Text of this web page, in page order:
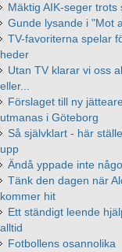
Mäktig AIK-seger trots
Gunde lysande i "Mot
TV-favoriterna spelar
heder
Utan TV klarar vi oss
eller...
Förslaget till ny
utmanas i Göteborg
Så självklart - här
upp
Ändå yppade inte
Tänk den dagen när
kommer hit
Ett ständigt leende
alltid
Fotbollens osannolika